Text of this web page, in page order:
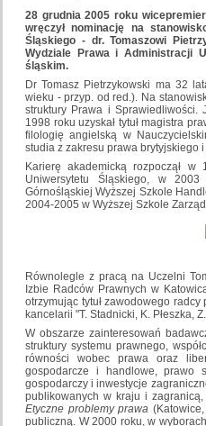
28 grudnia 2005 roku
wręczył nominację na
Śląskiego - dr. Tomaszowi
Wydziale Prawa i Administracji
śląskim.
Dr Tomasz Pietrzykowski ma 32
wieku - przyp. od red.). Na
struktury Prawa i Sprawiedliwości.
1998 roku uzyskał tytuł magistra
filologię angielską w
studia z zakresu prawa brytyjskiego
Karierę akademicką rozpoczął
Uniwersytetu Śląskiego, w
Górnośląskiej Wyższej Szkole
2004-2005 w Wyższej Szkole
Równolegle z pracą na Uczelni
Izbie Radców Prawnych w
otrzymując tytuł zawodowego
kancelarii "T. Stadnicki, K. Płeszka,
W obszarze zainteresowań
struktury systemu prawnego,
równości wobec prawa oraz
gospodarcze i handlowe, prawo
gospodarczy i inwestycje
publikowanych w kraju i zagranicą,
Etyczne problemy prawa
publiczną. W 2000 roku, w